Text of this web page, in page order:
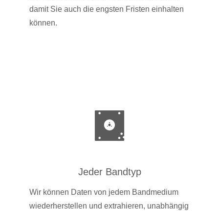
damit Sie auch die engsten Fristen einhalten
können.
Jeder Bandtyp
Wir können Daten von jedem Bandmedium
wiederherstellen und extrahieren, unabhängig